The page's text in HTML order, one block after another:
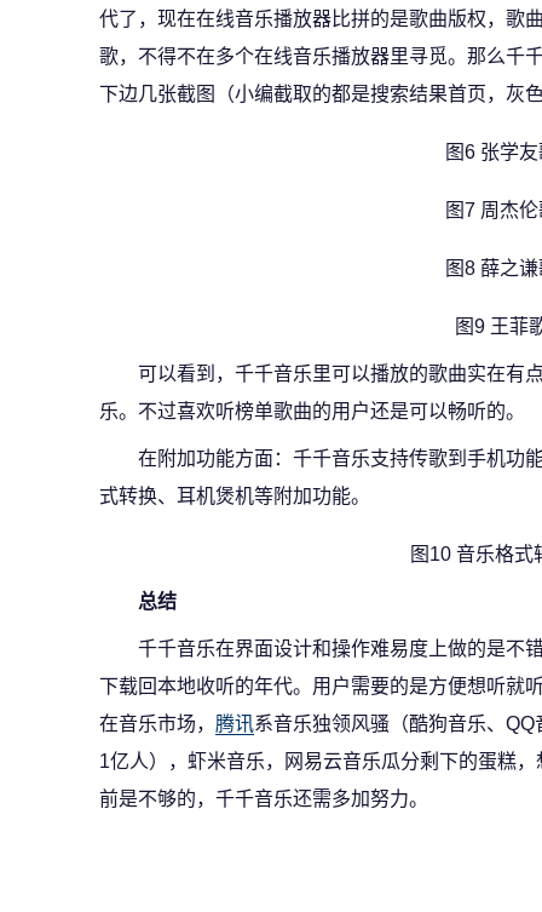
代了，现在在线音乐播放器比拼的是歌曲版权，歌
歌，不得不在多个在线音乐播放器里寻觅。那么千
下边几张截图（小编截取的都是搜索结果首页，灰
图6 张学
图7 周杰
图8 薛之
图9 王菲
可以看到，千千音乐里可以播放的歌曲实在有
乐。不过喜欢听榜单歌曲的用户还是可以畅听的。
在附加功能方面：千千音乐支持传歌到手机功
式转换、耳机煲机等附加功能。
图10 音乐格式
总结
千千音乐在界面设计和操作难易度上做的是不
下载回本地收听的年代。用户需要的是方便想听就
在音乐市场， 腾讯系音乐独领风骚（酷狗音乐、
1亿人），虾米音乐，网易云音乐瓜分剩下的蛋糕
前是不够的，千千音乐还需多加努力。